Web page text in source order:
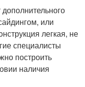
или
легкая, не
специалисты
построить
наличия